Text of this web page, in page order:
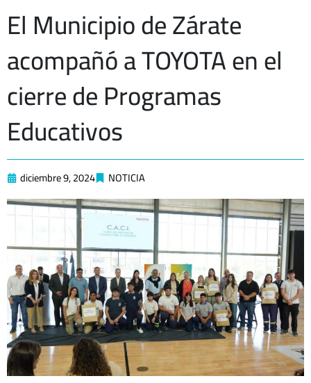
El Municipio de Zárate
acompañó a TOYOTA en el
cierre de Programas
Educativos
diciembre 9, 2024 NOTICIA